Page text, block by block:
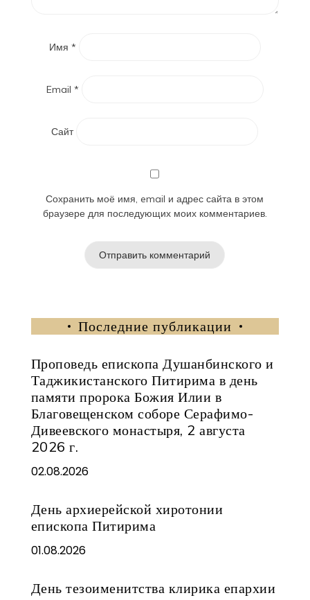
Имя *
Email *
Сайт
Сохранить моё имя, email и адрес сайта в этом
браузере для последующих моих комментариев.
Последние публикации
Проповедь епископа Душанбинского и
Таджикистанского Питирима в день
памяти пророка Божия Илии в
Благовещенском соборе Серафимо-
Дивеевского монастыря, 2 августа
2026 г.
02.08.2026
День архиерейской хиротонии
епископа Питирима
01.08.2026
День тезоименитства клирика епархии